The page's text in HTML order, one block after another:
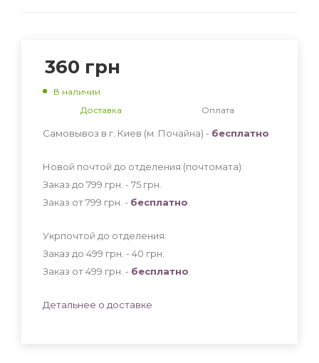
360 грн
В наличии
Доставка
Оплата
Самовывоз в г. Киев (м. Почайна) - бесплатно
Новой почтой до отделения (почтомата):
Заказ до 799 грн. - 75 грн
Заказ от 799 грн. - бесплатно
Укрпочтой до отделения:
Заказ до 499 грн. - 40 грн
Заказ от 499 грн. - бесплатно
Детальнее о доставке